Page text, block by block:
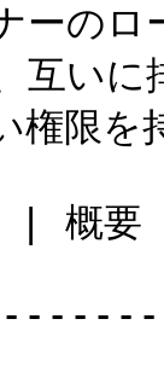
ーの
互い
権限を
概要